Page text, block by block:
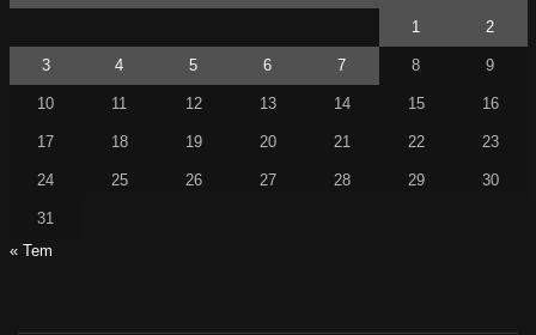
1 2
3 4 5 6 7 8 9
10 11 12 13 14 15 16
17 18 19 20 21 22 23
24 25 26 27 28 29 30
31
« Tem